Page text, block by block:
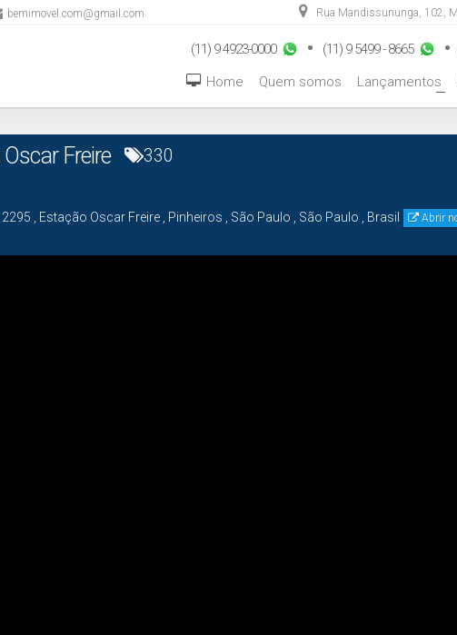
Rua Mandissununga, 102,
bemimovel.com@gmail.com
(11) 9 4923-0000 (11) 9 5499 - 8665
+
Lançamentos
Quem somos
Home
Freire 330
2295 Estação Oscar Freire Pinheiros São Paulo São Paulo Brasil Abrir